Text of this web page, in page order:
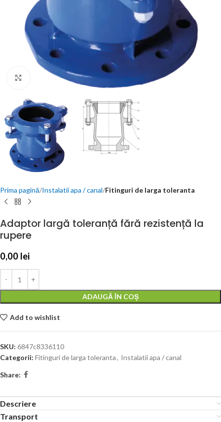
Click to enlarge
Prima pagină Instalatii apa / canal Fitinguri de larga toleranta
Adaptor largă toleranță fără rezistență la
rupere
0,00 lei
ADAUGĂ ÎN COȘ
Add to wishlist
SKU: 6847c8336110
Categorii: Fitinguri de larga toleranta, Instalatii apa / canal
Share:
Descriere
Transport